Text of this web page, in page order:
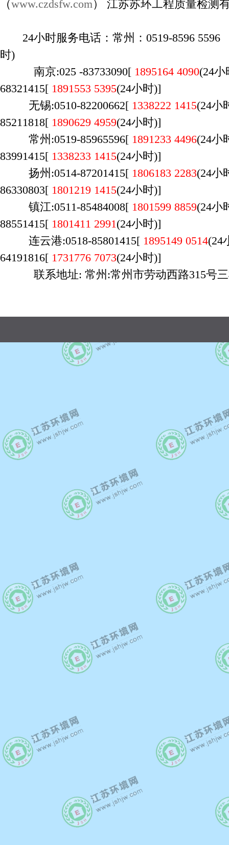
（www.czdsfw.com） 江苏苏环工程质量检测
24小时服务电话：常州：0519-8596
时)
南京:025 -83733090[ 1895164 4090(24
68321415[ 1891553 5395(24小时)]
无锡:0510-82200662[ 1338222 1415(24
85211818[ 1890629 4959(24小时)]
常州:0519-85965596[ 1891233 4496(24
83991415[ 1338233 1415(24小时)]
扬州:0514-87201415[ 1806183 2283(24
86330803[ 1801219 1415(24小时)]
镇江:0511-85484008[ 1801599 8859(24
88551415[ 1801411 2991(24小时)]
连云港:0518-85801415[ 1895149 0514
64191816[ 1731776 7073(24小时)]
联系地址: 常州:常州市劳动西路315号